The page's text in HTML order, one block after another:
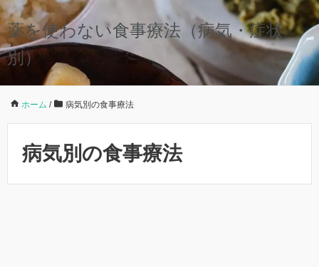
薬を使わない食事療法（病気・症状
別）
ホーム / 病気別の食事療法
病気別の食事療法